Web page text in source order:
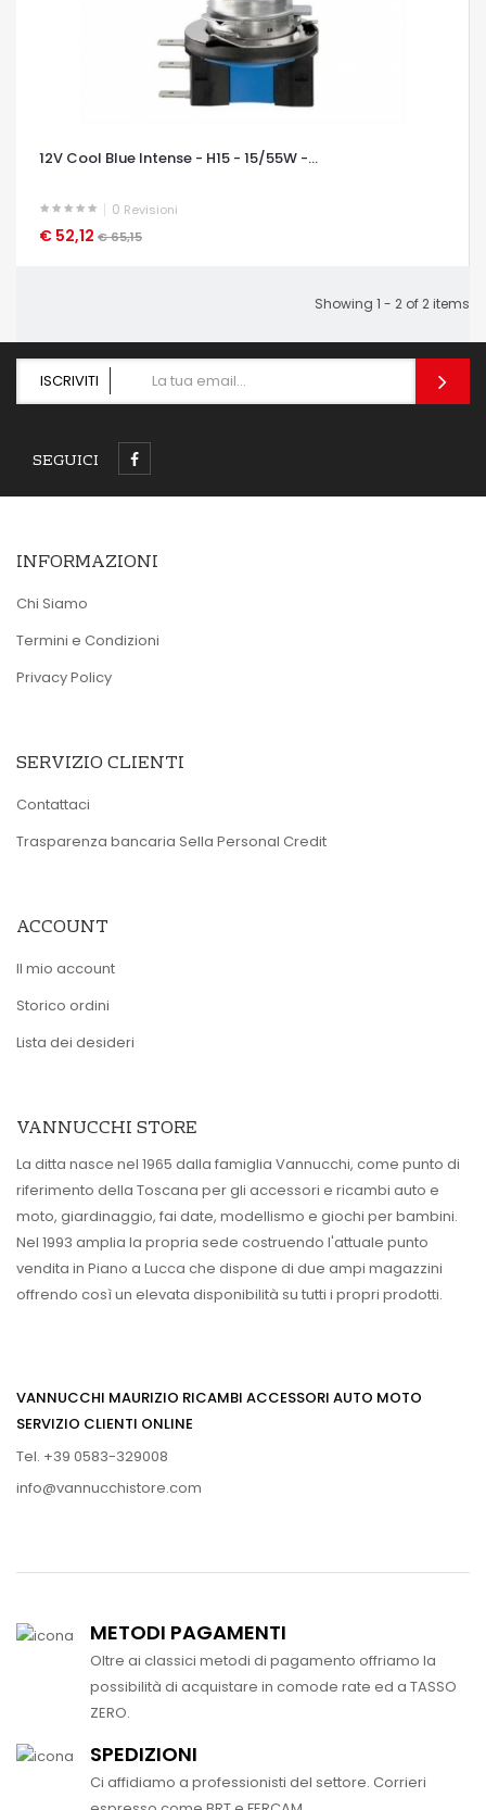
12V Cool Blue Intense - H15 - 15/55W -...
0 Revisioni
€ 52,12 € 65,15
OCCHIATA VELOCE
Showing 1 - 2 of 2 items
ISCRIVITI
SEGUICI
INFORMAZIONI
Chi Siamo
Termini e Condizioni
Privacy Policy
SERVIZIO CLIENTI
Contattaci
Trasparenza bancaria Sella Personal Credit
ACCOUNT
Il mio account
Storico ordini
Lista dei desideri
VANNUCCHI STORE
La ditta nasce nel 1965 dalla famiglia Vannucchi, come punto di
riferimento della Toscana per gli accessori e ricambi auto e
moto, giardinaggio, fai date, modellismo e giochi per bambini.
Nel 1993 amplia la propria sede costruendo l'attuale punto
vendita in Piano a Lucca che dispone di due ampi magazzini
offrendo così un elevata disponibilità su tutti i propri prodotti.
VANNUCCHI MAURIZIO RICAMBI ACCESSORI AUTO MOTO
SERVIZIO CLIENTI ONLINE
Tel. +39 0583-329008
info@vannucchistore.com
METODI PAGAMENTI
Oltre ai classici metodi di pagamento offriamo la
possibilità di acquistare in comode rate ed a TASSO
ZERO.
SPEDIZIONI
Ci affidiamo a professionisti del settore. Corrieri